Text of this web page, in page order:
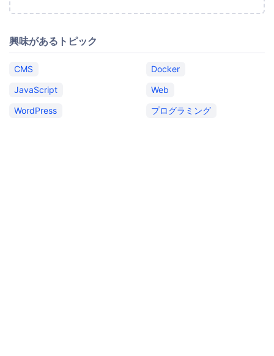
興味があるトピック
CMS
Docker
JavaScript
Web
WordPress
プログラミング